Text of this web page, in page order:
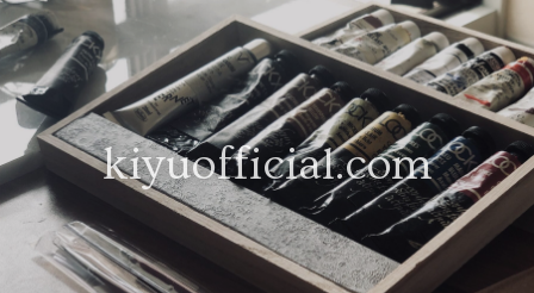
kiyuofficial.com